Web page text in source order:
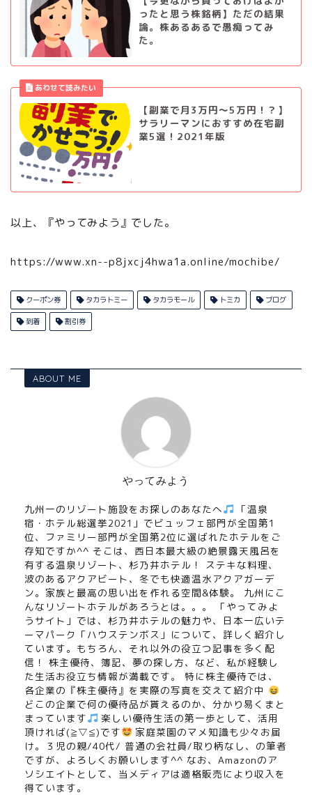
ったと思う株銘柄】ただの結果
論。株あるあるで愚痴ってみ
た。
【副業で月3万円～5万円！？】
サラリーマンにおすすめ在宅副
業5選！2021年版
以上、『やってみよう』でした。
https://www.xn--p8jxcj4hwa1a.online/mochibe/
クーポン券 タカラトミー タカラモール トミカ ブログ
到着 割引券
ABOUT ME
やってみよう
九州一のリゾート施設をお探しのあなたへ
「温泉
宿・ホテル総選挙2021」でビュッフェ部門が全国第1
位、ファミリー部門が全国第2位に選ばれたホテルをご
存知ですか^^ そこは、西日本最大級の絶景露天風呂を
有する温泉リゾート、杉乃井ホテル！ ステキな料理、
波のあるアクアビート、冬でも快適温水アクアガーデ
ン。家族と最高の思い出を作れる空間&体験。 九州にこ
んなリゾートホテルがあろうとは。。。 「やってみよ
うサイト」では、杉乃井ホテルの魅力や、日本一広いテ
ーマパーク「ハウステンボス」について、詳しく紹介し
ています。もちろん、それ以外の役立つ記事を多く配
信！ 株主優待、簿記、夢の探し方、など、私が経験し
た生活お役立ち情報が満載です。 特に株主優待では、
各企業の『株主優待』を実際の写真を交えて紹介中
どこの企業で何の優待品が貰えるのか、分かり易くまと
まっています
楽しい優待生活の第一歩として、活用
頂ければ(≧▽≦)です
家庭菜園のマメ知識も少々お届
け。３児の親/40代/ 普通の会社員/取り柄なし、の筆者
ですが、よろしくお願いします^^ なお、Amazonのア
ソシエイトとして、当メディアは適格販売により収入を
得ています。